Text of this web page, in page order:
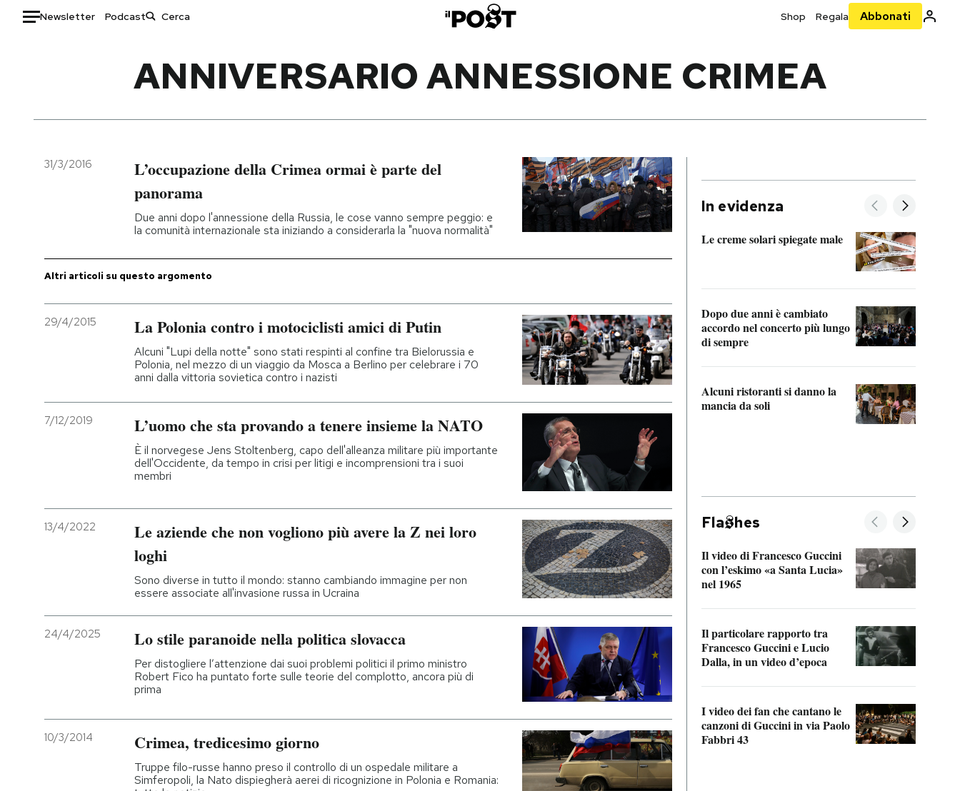
Newsletter Podcast Shop Regala Abbonati
Italia
Politica
Moda
Storie/Idee
Ok Boomer!
Media
CALENDARIO
AREA PERSONALE
Entra
ANNIVERSARIO ANNESSIONE CRIMEA
31/3/2016
L’occupazione della Crimea ormai è parte del
panorama
Due anni dopo l'annessione della Russia, le cose vanno sempre peggio: e
la comunità internazionale sta iniziando a considerarla la "nuova normalità"
Altri articoli su questo argomento
29/4/2015 La Polonia contro i motociclisti amici di Putin
Alcuni "Lupi della notte" sono stati respinti al confine tra Bielorussia e
Polonia, nel mezzo di un viaggio da Mosca a Berlino per celebrare i 70
anni dalla vittoria sovietica contro i nazisti
7/12/2019 L’uomo che sta provando a tenere insieme la NATO
È il norvegese Jens Stoltenberg, capo dell'alleanza militare più importante
dell'Occidente, da tempo in crisi per litigi e incomprensioni tra i suoi
membri
13/4/2022
Le aziende che non vogliono più avere la Z nei loro
loghi
Sono diverse in tutto il mondo: stanno cambiando immagine per non
essere associate all'invasione russa in Ucraina
24/4/2025 Lo stile paranoide nella politica slovacca
Per distogliere l’attenzione dai suoi problemi politici il primo ministro
Robert Fico ha puntato forte sulle teorie del complotto, ancora più di
prima
10/3/2014 Crimea, tredicesimo giorno
Truppe filo-russe hanno preso il controllo di un ospedale militare a
Simferopoli, la Nato dispiegherà aerei di ricognizione in Polonia e Romania:
In evidenza
Le creme solari spiegate male
Dopo due anni è cambiato
accordo nel concerto più lungo
di sempre
Alcuni ristoranti si danno la
mancia da soli
Fla hes
Il video di Francesco Guccini
con l’eskimo «a Santa Lucia»
nel 1965
Il particolare rapporto tra
Francesco Guccini e Lucio
Dalla, in un video d’epoca
I video dei fan che cantano le
canzoni di Guccini in via Paolo
Fabbri 43